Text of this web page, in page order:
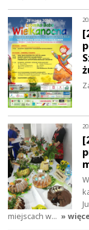
miejscach w… »